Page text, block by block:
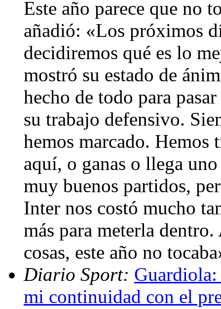
Este año parece que no
añadió: «Los próximos
decidiremos qué es lo
mostró su estado de
hecho de todo para
su trabajo defensivo.
hemos marcado. Hemos
aquí, o ganas o llega
muy buenos partidos,
Inter nos costó mucho
más para meterla
cosas, este año no
Diario Sport:
mi continuidad con el